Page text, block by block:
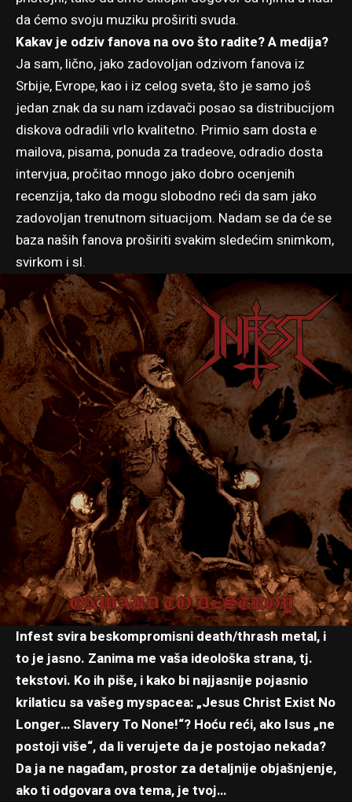
da ćemo svoju muziku proširiti svuda.
Kakav je odziv fanova na ovo što radite? A medija?
Ja sam, lično, jako zadovoljan odzivom fanova iz
Srbije, Evrope, kao i iz celog sveta, što je samo još
jedan znak da su nam izdavači posao sa distribucijom
diskova odradili vrlo kvalitetno. Primio sam dosta e
mailova, pisama, ponuda za tradeove, odradio dosta
intervjua, pročitao mnogo jako dobro ocenjenih
recenzija, tako da mogu slobodno reći da sam jako
zadovoljan trenutnom situacijom. Nadam se da će se
baza naših fanova proširiti svakim sledećim snimkom,
svirkom i sl.
Infest svira beskompromisni death/thrash metal, i
to je jasno. Zanima me vaša ideološka strana, tj.
tekstovi. Ko ih piše, i kako bi najjasnije pojasnio
krilaticu sa vašeg myspacea: „Jesus Christ Exist No
Longer… Slavery To None!“? Hoću reći, ako Isus „ne
postoji više“, da li verujete da je postojao nekada?
Da ja ne nagađam, prostor za detaljnije objašnjenje,
ako ti odgovara ova tema, je tvoj…